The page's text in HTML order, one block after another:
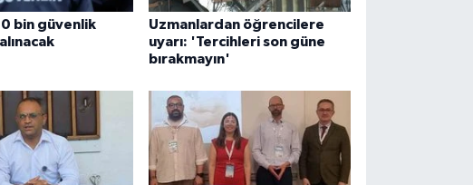
bin güvenlik
Uzmanlardan öğrencilere
uyarı: 'Tercihleri son güne
bırakmayın'